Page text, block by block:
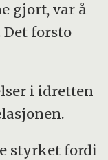
gjort, var å
Det forsto
i idretten
styrket fordi